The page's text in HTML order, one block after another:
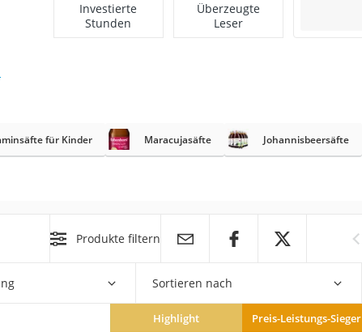
Investierte
Stunden
Überzeugte
Leser
für Kinder Maracujasäfte Johannisbeersäfte
Produkte filtern
Sortieren nach
Highlight Preis-Leistungs-Sieger